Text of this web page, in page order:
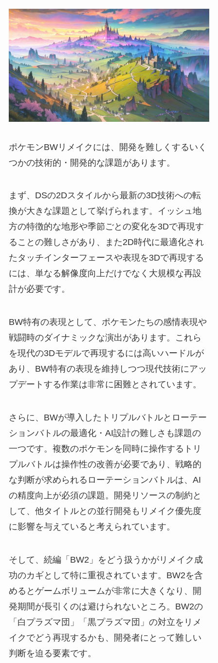
ポケモンBWリメイクには、開発を難しくするいく
つかの技術的・開発的な課題があります。
まず、DSの2Dスタイルから最新の3D技術への転
換が大きな課題として挙げられます。イッシュ地
方の特徴的な地形や季節ごとの変化を3Dで再現す
ることの難しさがあり、また2D時代に最適化され
たタッチインターフェースや表現を3Dで再現する
には、単なる解像度向上だけでなく大規模な再設
計が必要です。
BW特有の表現として、ポケモンたちの感情表現や
戦闘時のダイナミックな演出があります。これら
を現代の3Dモデルで再現するには高いハードルが
あり、BW特有の表現を維持しつつ現代技術にアッ
プデートする作業は非常に困難とされています。
さらに、BWが導入したトリプルバトルとローテー
ションバトルの最適化・AI設計の難しさも課題の
一つです。複数のポケモンを同時に操作するトリ
プルバトルは操作性の改善が必要であり、戦略的
な判断が求められるローテーションバトルは、AI
の精度向上が必須の課題。開発リソースの制約と
して、他タイトルとの並行開発もリメイク優先度
に影響を与えていると考えられています。
そして、続編「BW2」をどう扱うかがリメイク成
功のカギとして特に重視されています。BW2を含
めるとゲームボリュームが非常に大きくなり、開
発期間が長引くのは避けられないところ。BW2の
「白プラズマ団」「黒プラズマ団」の対立をリメ
イクでどう再現するかも、開発者にとって難しい
判断を迫る要素です。